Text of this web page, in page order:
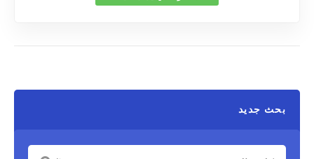
بحث جديد